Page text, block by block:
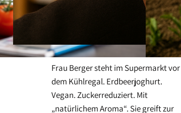
Frau Berger steht im Supermarkt vor
dem Kühlregal. Erdbeerjoghurt.
Vegan. Zuckerreduziert. Mit
„natürlichem Aroma“. Sie greift zur